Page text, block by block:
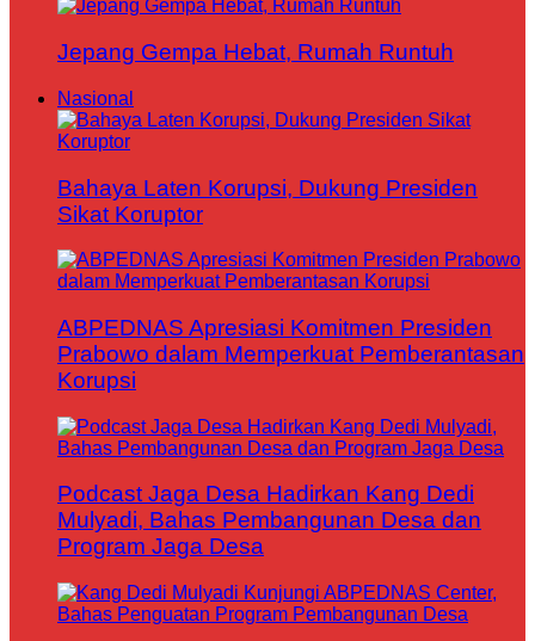
Jepang Gempa Hebat, Rumah Runtuh
Nasional
Bahaya Laten Korupsi, Dukung Presiden
Sikat Koruptor
ABPEDNAS Apresiasi Komitmen Presiden
Prabowo dalam Memperkuat Pemberantasan
Korupsi
Podcast Jaga Desa Hadirkan Kang Dedi
Mulyadi, Bahas Pembangunan Desa dan
Program Jaga Desa